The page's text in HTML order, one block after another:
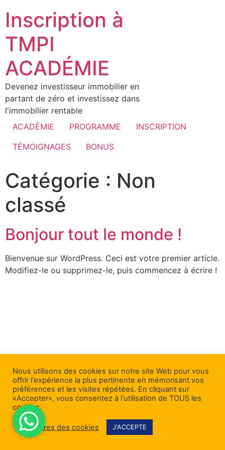
Inscription à
TMPI
ACADÉMIE
Devenez investisseur immobilier en
partant de zéro et investissez dans
l'immobilier rentable
ACADÉMIE
PROGRAMME
INSCRIPTION
TÉMOIGNAGES
BONUS
Catégorie : Non
classé
Bonjour tout le monde !
Bienvenue sur WordPress. Ceci est votre premier article.
Modifiez-le ou supprimez-le, puis commencez à écrire !
Nous utilisons des cookies sur notre site Web pour vous
offrir l'expérience la plus pertinente en mémorisant vos
préférences et les visites répétées. En cliquant sur
«Accepter», vous consentez à l'utilisation de TOUS les
cookies.
Paramètres des cookies J'ACCEPTE